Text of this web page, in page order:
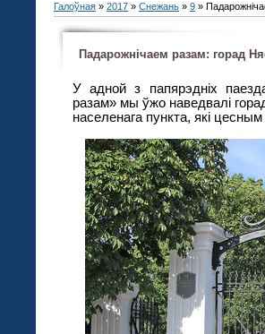
Галоўная » 2017 » Снежань » 9 »
Падарожнічаем разам: горад
У адной з папярэдніх
разам» мы ўжо наведвалі
населенага пункта, які